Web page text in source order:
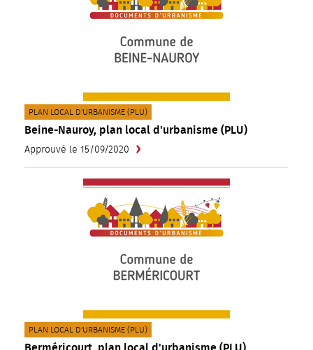
Beine-Nauroy, plan local d'urbanisme (PLU)
Approuvé le 15/09/2020
CATÉGORIE(S) :
PLAN LOCAL D'URBANISME (PLU)
CATÉGORIE(S) :
PLAN LOCAL D'URBANISME (PLU)